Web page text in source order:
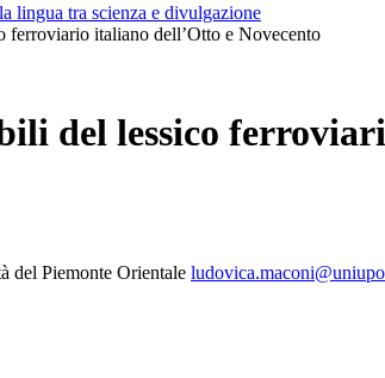
lingua tra scienza e divulgazione
ferroviario italiano dell’Otto e Novecento
del lessico
del Piemonte Orientale